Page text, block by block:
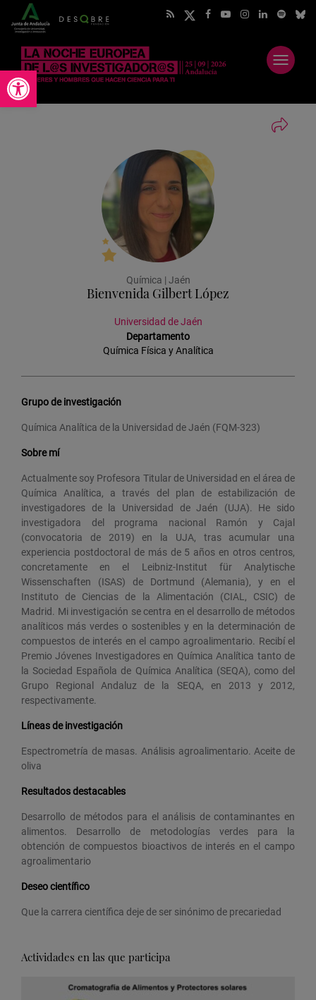
Abrir barra de herramientas
Abrir
menú
Química | Jaén
Bienvenida Gilbert López
Universidad de Jaén
Departamento
Química Física y Analítica
Grupo de investigación
Química Analítica de la Universidad de Jaén (FQM-323)
Sobre mí
Actualmente soy Profesora Titular de Universidad en el área de
Química Analítica, a través del plan de estabilización de
investigadores de la Universidad de Jaén (UJA). He sido
investigadora del programa nacional Ramón y Cajal
(convocatoria de 2019) en la UJA, tras acumular una
experiencia postdoctoral de más de 5 años en otros centros,
concretamente en el Leibniz-Institut für Analytische
Wissenschaften (ISAS) de Dortmund (Alemania), y en el
Instituto de Ciencias de la Alimentación (CIAL, CSIC) de
Madrid. Mi investigación se centra en el desarrollo de métodos
analíticos más verdes o sostenibles y en la determinación de
compuestos de interés en el campo agroalimentario. Recibí el
Premio Jóvenes Investigadores en Química Analítica tanto de
la Sociedad Española de Química Analítica (SEQA), como del
Grupo Regional Andaluz de la SEQA, en 2013 y 2012,
respectivamente.
Líneas de investigación
Espectrometría de masas. Análisis agroalimentario. Aceite de
oliva
Resultados destacables
Desarrollo de métodos para el análisis de contaminantes en
alimentos. Desarrollo de metodologías verdes para la
obtención de compuestos bioactivos de interés en el campo
agroalimentario
Deseo científico
Que la carrera científica deje de ser sinónimo de precariedad
Actividades en las que participa